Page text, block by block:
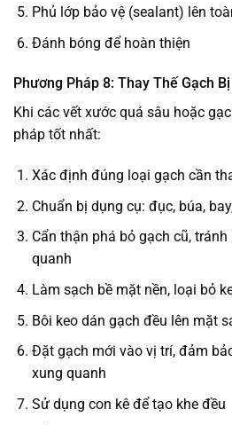
Phủ lớp bảo vệ (sealant) lên
Đánh bóng để hoàn thiện
Phương Pháp 8: Thay Thế Gạch
Khi các vết xước quá sâu hoặc
pháp tốt nhất:
Xác định đúng loại gạch cần
Chuẩn bị dụng cụ: đục, búa,
Cẩn thận phá bỏ gạch cũ,
quanh
Làm sạch bề mặt nền, loại bỏ
Bôi keo dán gạch đều lên mặt
Đặt gạch mới vào vị trí, đảm
xung quanh
Sử dụng con kê để tạo khe đều